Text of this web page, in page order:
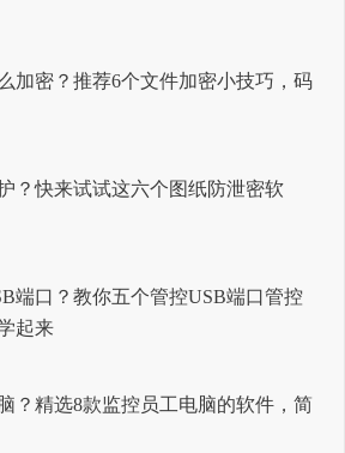
加密？推荐6个文件加密小技巧，码
？快来试试这六个图纸防泄密软
端口？教你五个管控USB端口管控
起来
？精选8款监控员工电脑的软件，简